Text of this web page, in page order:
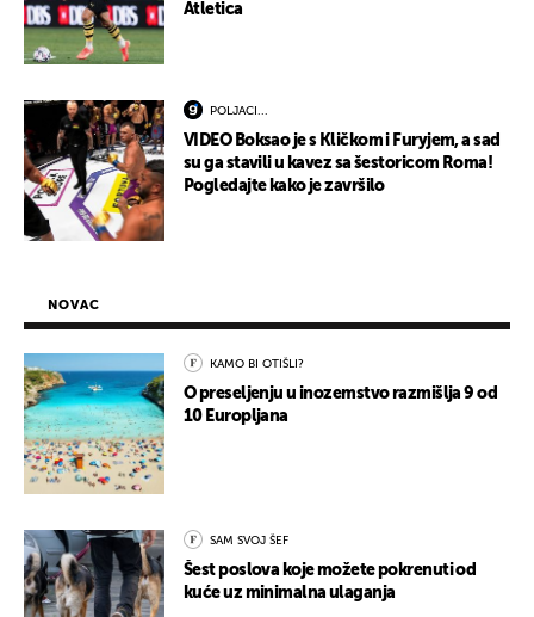
Atletica
POLJACI...
VIDEO Boksao je s Kličkom i Furyjem, a sad
su ga stavili u kavez sa šestoricom Roma!
Pogledajte kako je završilo
NOVAC
KAMO BI OTIŠLI?
O preseljenju u inozemstvo razmišlja 9 od
10 Europljana
SAM SVOJ ŠEF
Šest poslova koje možete pokrenuti od
kuće uz minimalna ulaganja